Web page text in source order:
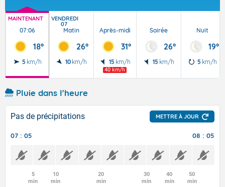
MAINTENANT
07:06
18°
5 km/h
VENDREDI
07
Matin
26°
10 km/h
Après-midi
31°
15 km/h
40 km/h
Soirée
26°
15 km/h
Nuit
19°
5 km/h
Pluie dans l'heure
Pas de précipitations METTRE À JOUR
07 : 05 08 : 05
5
min
10
min
20
min
30
min
40
min
50
min